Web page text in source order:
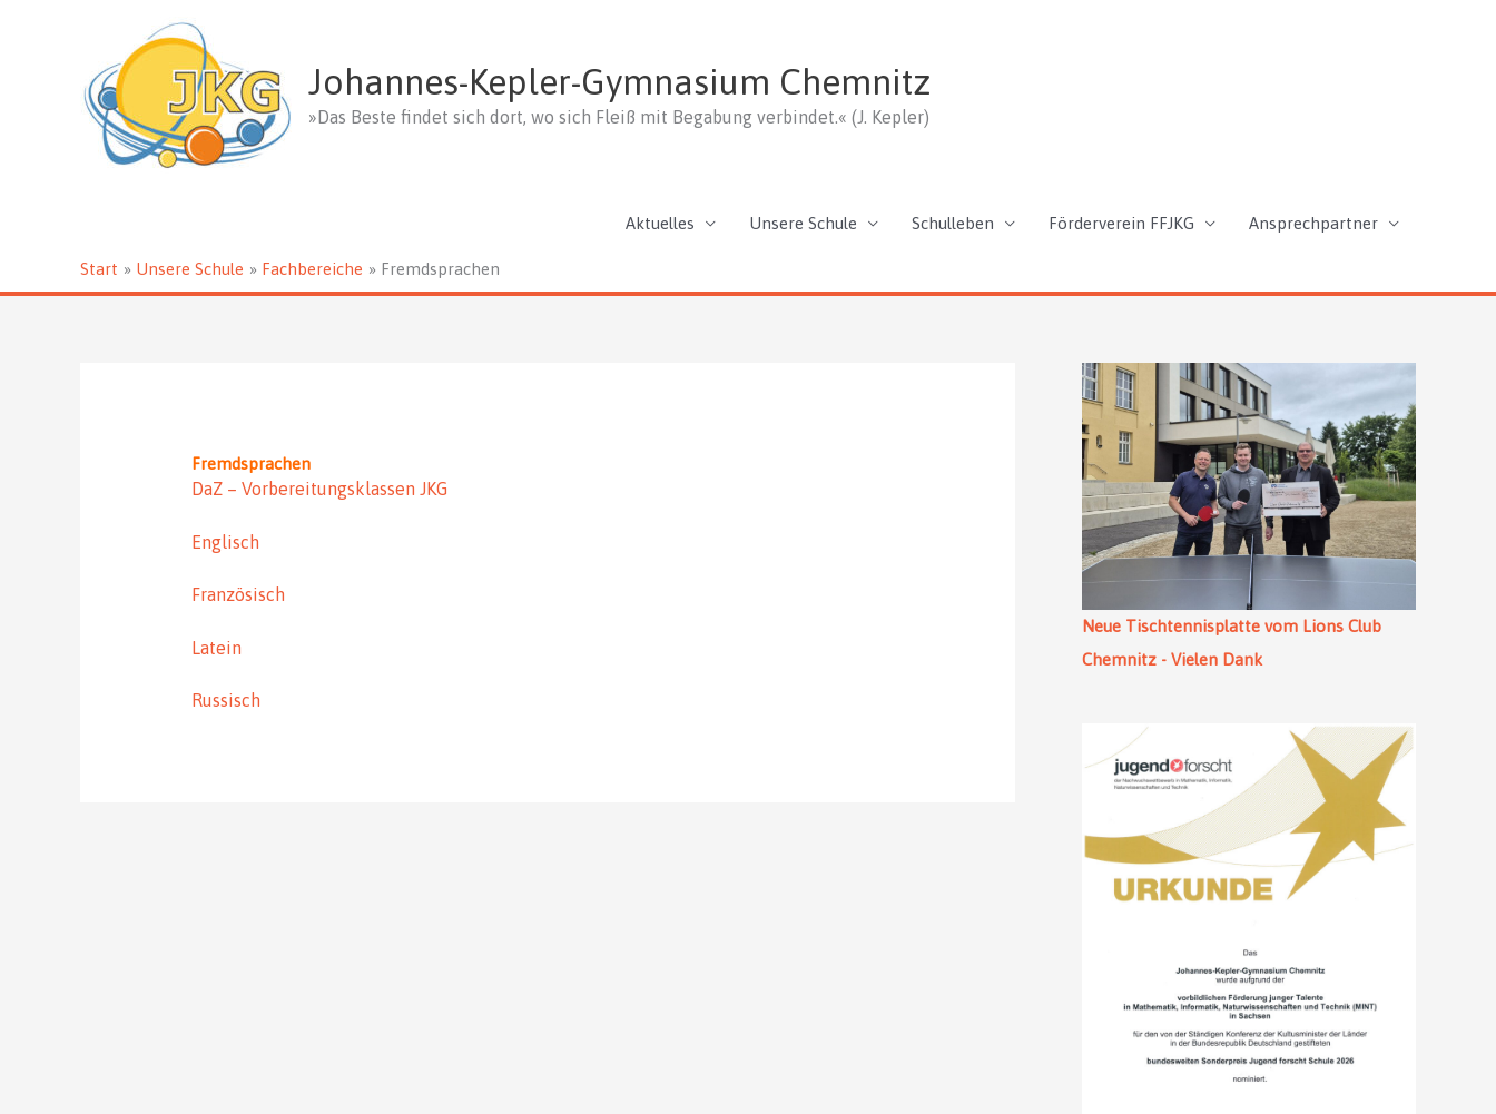
Johannes-Kepler-Gymnasium Chemnitz
»Das Beste findet sich dort, wo sich Fleiß mit Begabung verbindet.« (J. Kepler)
Aktuelles Unsere Schule Schulleben Förderverein FFJKG Ansprechpartner
Start Unsere Schule Fachbereiche Fremdsprachen
Fremdsprachen
DaZ – Vorbereitungsklassen JKG
Englisch
Französisch
Latein
Russisch
Neue Tischtennisplatte vom Lions Club
Chemnitz - Vielen Dank